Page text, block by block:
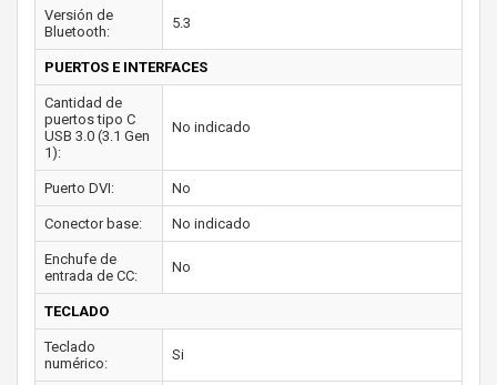
Versión de
Bluetooth:
5.3
PUERTOS E INTERFACES
Cantidad de
puertos tipo C
USB 3.0 (3.1 Gen
1):
No indicado
Puerto DVI: No
Conector base: No indicado
Enchufe de
entrada de CC:
No
TECLADO
Teclado
numérico:
Si